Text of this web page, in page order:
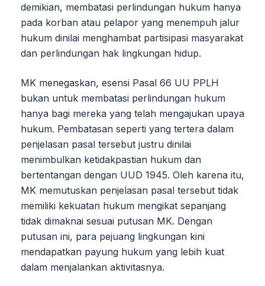
demikian, membatasi perlindungan hukum hanya
pada korban atau pelapor yang menempuh jalur
hukum dinilai menghambat partisipasi masyarakat
dan perlindungan hak lingkungan hidup.
MK menegaskan, esensi Pasal 66 UU PPLH
bukan untuk membatasi perlindungan hukum
hanya bagi mereka yang telah mengajukan upaya
hukum. Pembatasan seperti yang tertera dalam
penjelasan pasal tersebut justru dinilai
menimbulkan ketidakpastian hukum dan
bertentangan dengan UUD 1945. Oleh karena itu,
MK memutuskan penjelasan pasal tersebut tidak
memiliki kekuatan hukum mengikat sepanjang
tidak dimaknai sesuai putusan MK. Dengan
putusan ini, para pejuang lingkungan kini
mendapatkan payung hukum yang lebih kuat
dalam menjalankan aktivitasnya.